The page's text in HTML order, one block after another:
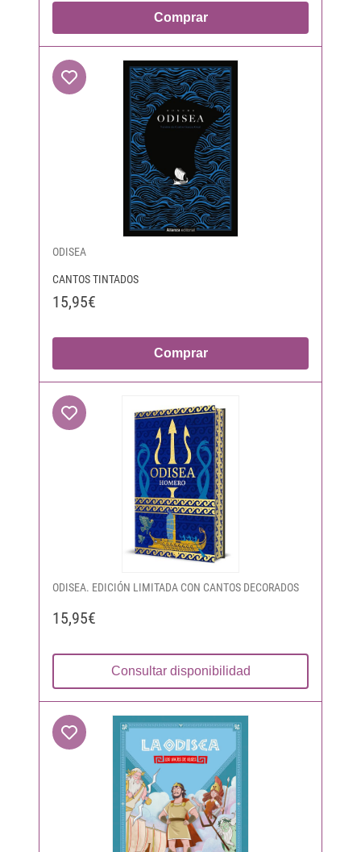
Comprar
ODISEA
CANTOS TINTADOS
15,95€
Comprar
ODISEA. EDICIÓN LIMITADA CON CANTOS DECORADOS
15,95€
Consultar disponibilidad